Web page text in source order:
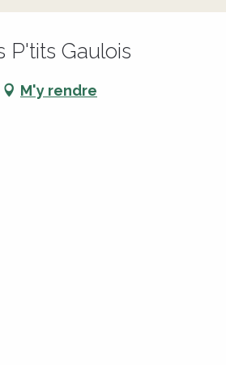
P'tits Gaulois
M'y rendre